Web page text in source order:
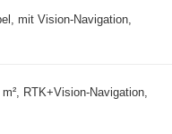
mit Vision-Navigation,
RTK+Vision-Navigation,